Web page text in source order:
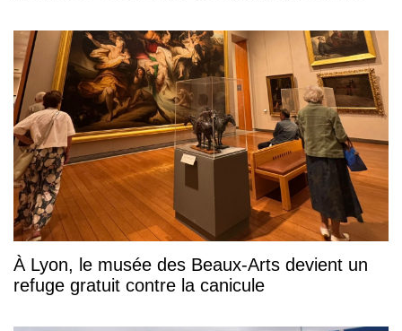
À Lyon, le musée des Beaux-Arts devient un
refuge gratuit contre la canicule